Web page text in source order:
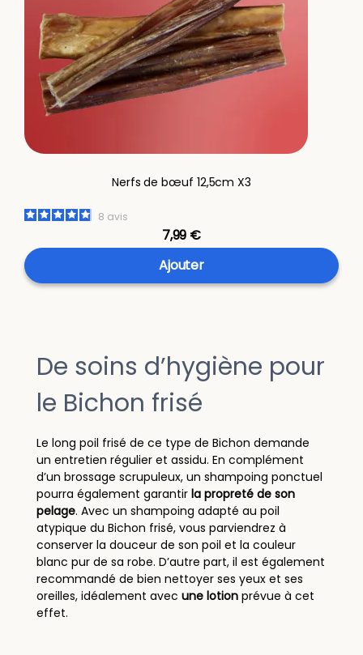
Nerfs de bœuf 12,5cm X3
8 avis
7,99 €
Ajouter
De soins d’hygiène pour
le Bichon frisé
Le long poil frisé de ce type de Bichon demande
un entretien régulier et assidu. En complément
d’un brossage scrupuleux, un shampoing ponctuel
pourra également garantir la propreté de son
pelage. Avec un shampoing adapté au poil
atypique du Bichon frisé, vous parviendrez à
conserver la douceur de son poil et la couleur
blanc pur de sa robe. D’autre part, il est également
recommandé de bien nettoyer ses yeux et ses
oreilles, idéalement avec une lotion prévue à cet
effet.